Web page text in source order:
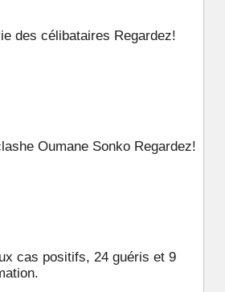
des célibataires Regardez!
Oumane Sonko Regardez!
cas positifs, 24 guéris et 9